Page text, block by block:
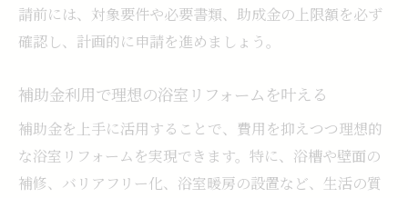
請前には、対象要件や必要書類、助成金の上限額を必ず
確認し、計画的に申請を進めましょう。
補助金利用で理想の浴室リフォームを叶える
補助金を上手に活用することで、費用を抑えつつ理想的
な浴室リフォームを実現できます。特に、浴槽や壁面の
補修、バリアフリー化、浴室暖房の設置など、生活の質